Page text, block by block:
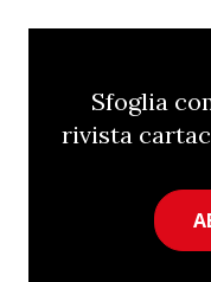
Sfoglia
rivista